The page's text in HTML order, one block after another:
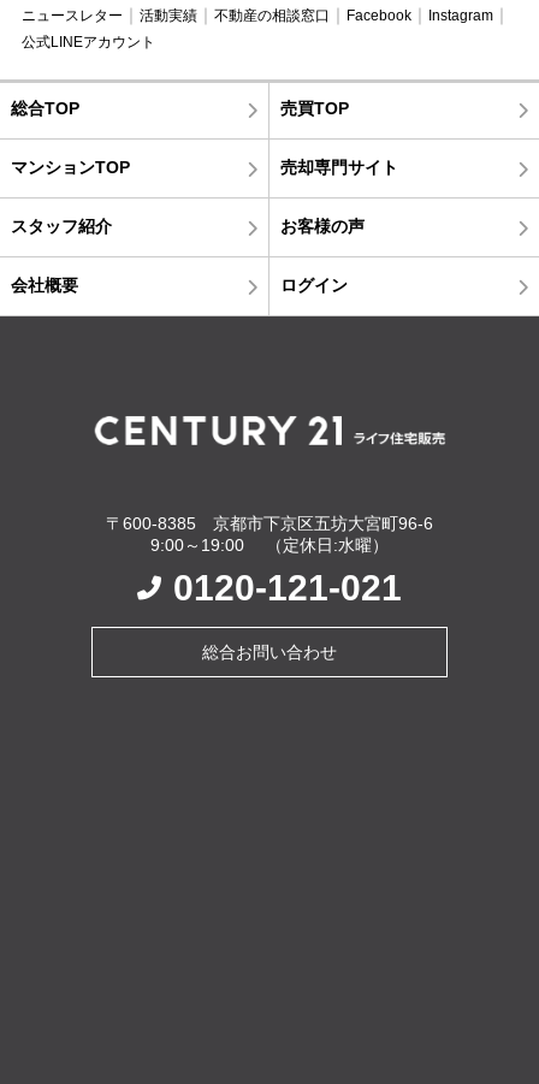
ニュースレター
活動実績 不動産の相談窓口 Facebook
Instagram
公式LINEアカウント
総合TOP 売買TOP
マンションTOP 売却専門サイト
スタッフ紹介 お客様の声
会社概要 ログイン
〒600-8385 京都市下京区五坊大宮町96-6
9:00～19:00 （定休日:水曜）
0120-121-021
総合お問い合わせ